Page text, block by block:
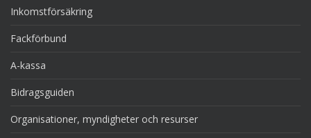
Inkomstförsäkring
Fackförbund
A-kassa
Bidragsguiden
Organisationer, myndigheter och resurser